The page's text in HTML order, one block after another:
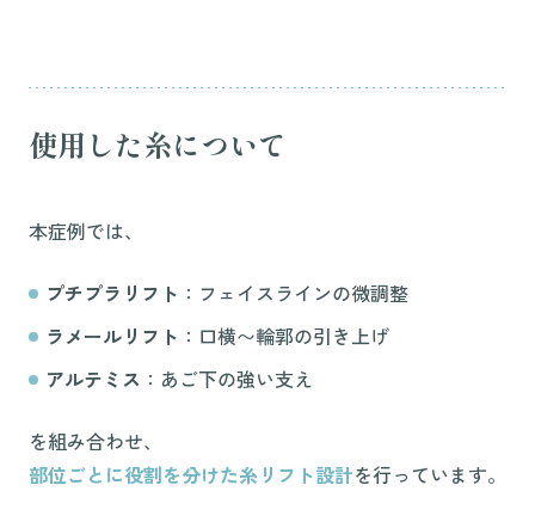
使用した糸について
本症例では、
プチプラリフト ：フェイスラインの微調整
ラメールリフト ：口横〜輪郭の引き上げ
アルテミス ：あご下の強い支え
を組み合わせ、
部位ごとに役割を分けた糸リフト設計を行っています。